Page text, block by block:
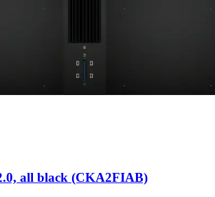
all black (CKA2FIAB)